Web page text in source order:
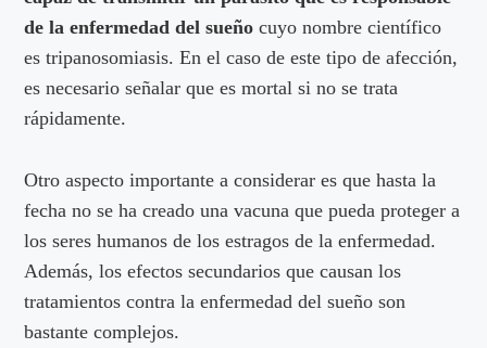
de la enfermedad del sueño cuyo nombre científico
es tripanosomiasis. En el caso de este tipo de afección,
es necesario señalar que es mortal si no se trata
rápidamente.
Otro aspecto importante a considerar es que hasta la
fecha no se ha creado una vacuna que pueda proteger a
los seres humanos de los estragos de la enfermedad.
Además, los efectos secundarios que causan los
tratamientos contra la enfermedad del sueño son
bastante complejos.